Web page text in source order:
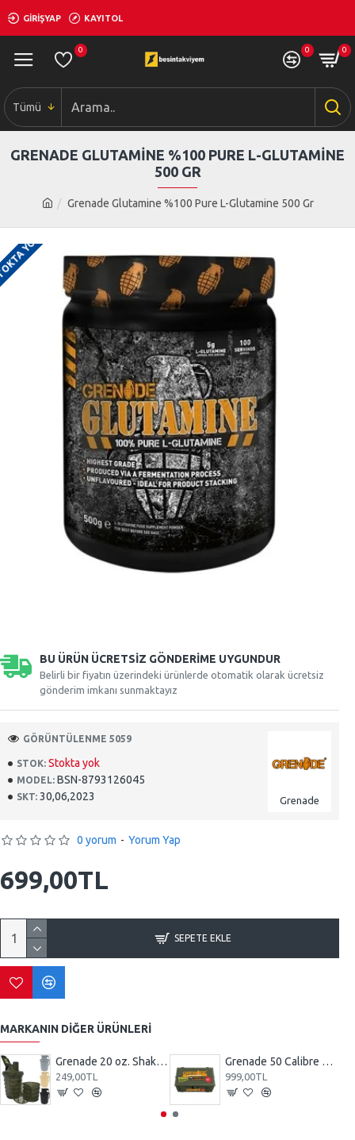
GIRIŞYAP KAYITOL
0 0 0
Tümü
Grenade Glutamine %100 Pure L-Glutamine 500 Gr
GRENADE GLUTAMINE %100 PURE L-GLUTAMINE
500 GR
YOK
BU ÜRÜN ÜCRETSIZ GÖNDERIME UYGUNDUR
Belirli bir fiyatın üzerindeki ürünlerde otomatik olarak ücretsiz
gönderim imkanı sunmaktayız
STOK: Stokta yok
MODEL: BSN-8793126045
SKT: 30,06,2023 Grenade
GÖRÜNTÜLENME 5059
0 yorum - Yorum Yap
699,00TL
SEPETE EKLE
MARKANIN DIĞER ÜRÜNLERI
Grenade 20 oz. Shaker Blender Karıştırıcı Şişe 600ml
249,00TL
Grenade 50 Calibre Pre-Workout 50 Servis
999,00TL